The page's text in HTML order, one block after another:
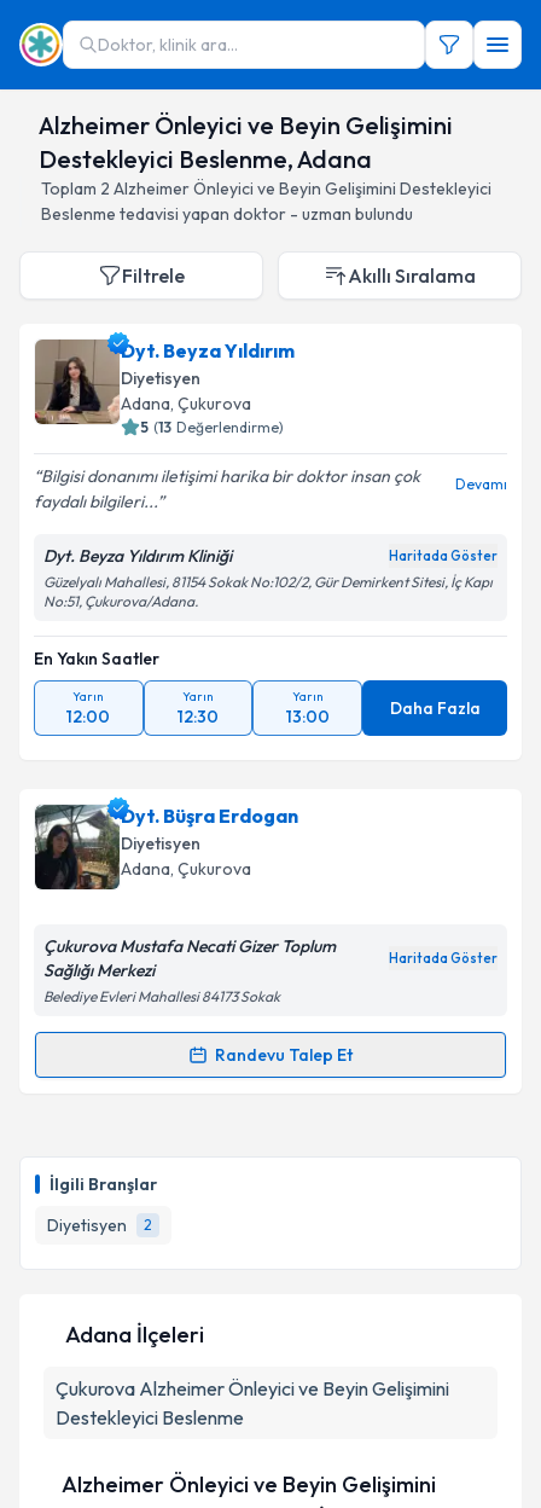
Doktor, klinik ara...
Alzheimer Önleyici ve Beyin Gelişimini
Destekleyici Beslenme, Adana
Toplam 2 Alzheimer Önleyici ve Beyin Gelişimini Destekleyici
Beslenme tedavisi yapan doktor - uzman bulundu
İlgili Branşlar
Diyetisyen
2
Filtrele Akıllı Sıralama
Dyt. Beyza Yıldırım
Diyetisyen
Adana, Çukurova
5 (13 Değerlendirme)
Bilgisi donanımı iletişimi harika bir doktor insan çok
faydalı bilgileri...
Devamı
Dyt. Beyza Yıldırım Kliniği Haritada Göster
Güzelyalı Mahallesi, 81154 Sokak No:102/2, Gür Demirkent Sitesi, İç Kapı
No:51, Çukurova/Adana.
En Yakın Saatler
Yarın
12:00
Yarın
12:30
Yarın
13:00 Daha Fazla
Dyt. Büşra Erdogan
Diyetisyen
Adana, Çukurova
Çukurova Mustafa Necati Gizer Toplum
Sağlığı Merkezi
Haritada Göster
Belediye Evleri Mahallesi 84173 Sokak
Randevu Talep Et
Randevu Takvimi Talebi
takvim hazırlandığında e-posta ile bilgilendireceğiz.
E-posta Adresiniz
Metni'ni okudum ve kişisel verilerimin belirtilen
kapsamda işlenmesini kabul ediyorum.
Takvim Talebini Gönder
Adana İlçeleri
Çukurova Alzheimer Önleyici ve Beyin Gelişimini
Destekleyici Beslenme
Alzheimer Önleyici ve Beyin Gelişimini